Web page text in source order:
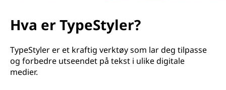
Hva er TypeStyler?
TypeStyler er et kraftig verktøy som lar deg tilpasse
og forbedre utseendet på tekst i ulike digitale
medier.